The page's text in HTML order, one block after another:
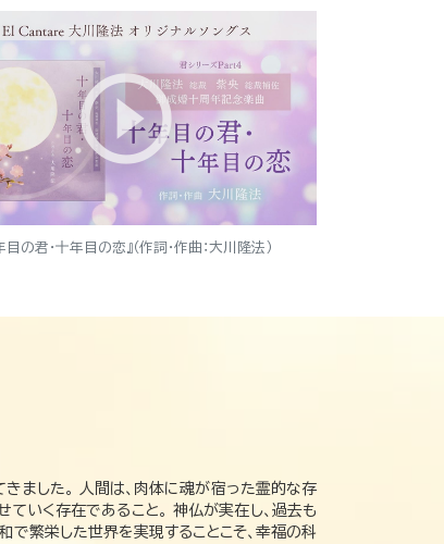
目の君・十年目の恋』（作詞・作曲：大川隆法）
ました。 人間は、肉体に魂が宿った霊的な存
いく存在であること。 神仏が実在し、過去も
で繁栄した世界を実現することこそ、幸福の科